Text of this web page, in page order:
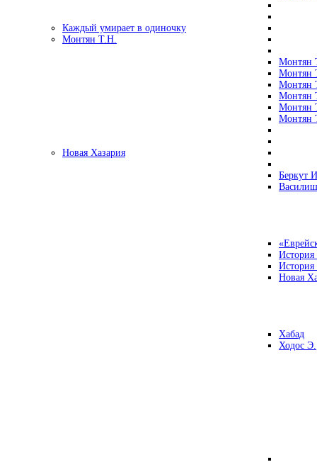
Каждый умирает в одиночку
Монтян Т.Н.
Монтян
Монтян
Монтян
Монтян
Монтян
Монтян
Новая Хазария
Беркут
Новая
Хабад
Ходос Э.